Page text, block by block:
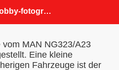
fabians-hobby-fotografien
MAN NG323/A23
Eine kleine
Fahrzeuge ist der